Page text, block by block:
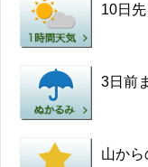
10日
3日前
山から